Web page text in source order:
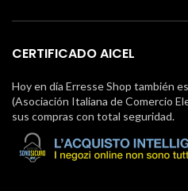
CERTIFICADO AICEL
Hoy en día Erresse Shop también
(Asociación Italiana de Comercio
sus compras con total seguridad.